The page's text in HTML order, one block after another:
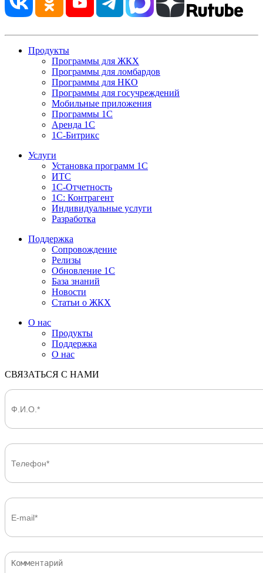
Продукты
Программы для ЖКХ
Программы для ломбардов
Программы для НКО
Программы для госучреждений
Мобильные приложения
Программы 1С
Аренда 1С
1С-Битрикс
Услуги
Установка программ 1С
ИТС
1С-Отчетность
1С: Контрагент
Индивидуальные услуги
Разработка
Поддержка
Сопровождение
Релизы
Обновление 1С
База знаний
Новости
Статьи о ЖКХ
О нас
Продукты
Поддержка
О нас
СВЯЗАТЬСЯ С НАМИ